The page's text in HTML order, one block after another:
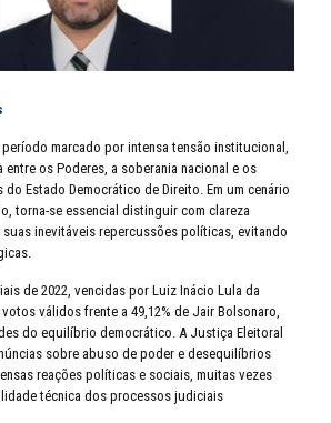
marcado por intensa tensão institucional,
entre os Poderes, a soberania nacional e os
Estado Democrático de Direito. Em um cenário
torna-se essencial distinguir com clareza
inevitáveis repercussões políticas, evitando
de 2022, vencidas por Luiz Inácio Lula da
válidos frente a 49,12% de Jair Bolsonaro,
do equilíbrio democrático. A Justiça Eleitoral
sobre abuso de poder e desequilíbrios
reações políticas e sociais, muitas vezes
técnica dos processos judiciais